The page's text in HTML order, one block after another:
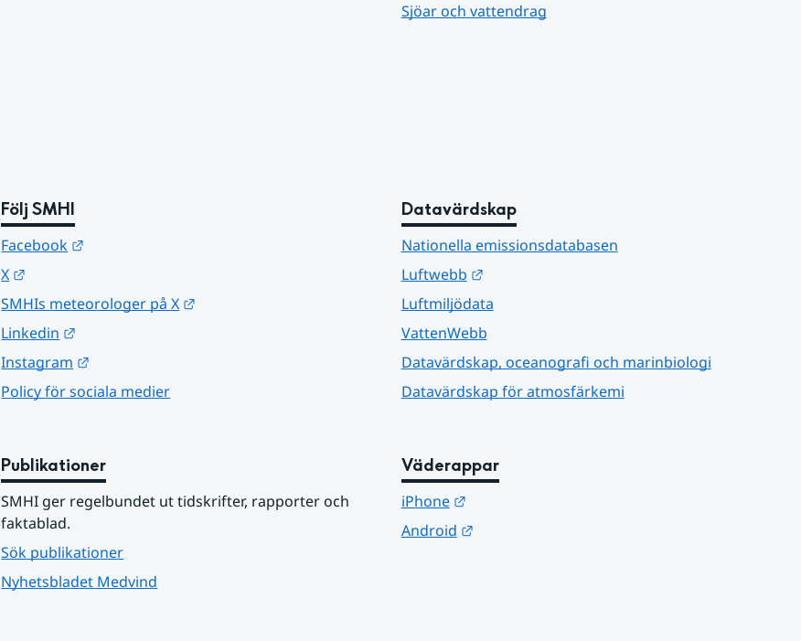
Sjöar och vattendrag
Följ SMHI
Facebook
X
SMHIs meteorologer på X
Linkedin
Instagram
Policy för sociala medier
Datavärdskap
Nationella emissionsdatabasen
Luftwebb
Länk till annan webbplats.
Luftmiljödata
VattenWebb
Datavärdskap, oceanografi och marinbiologi
Datavärdskap för atmosfärkemi
Publikationer
SMHI ger regelbundet ut tidskrifter, rapporter och
faktablad.
Sök publikationer
Nyhetsbladet Medvind
Väderappar
iPhone
Länk till annan webbplats.
Android
Länk till annan webbplats.